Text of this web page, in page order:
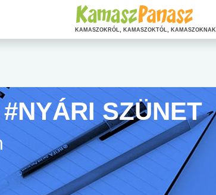
SZÜNET
KAMASZOKRÓL, KAMASZOKTÓL, KAMASZOKNAK